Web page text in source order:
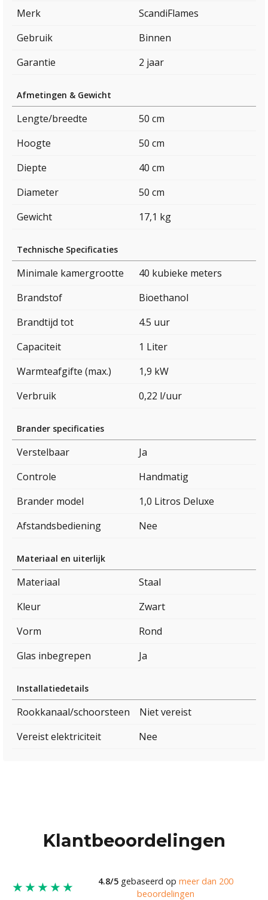
Merk
ScandiFlames
Gebruik
Binnen
Garantie
2 jaar
Afmetingen & Gewicht
Lengte/breedte
50 cm
Hoogte
50 cm
Diepte
40 cm
Diameter
50 cm
Gewicht
17,1 kg
Technische Specificaties
Minimale kamergrootte
40 kubieke meters
Brandstof
Bioethanol
Brandtijd tot
4.5 uur
Capaciteit
1 Liter
Warmteafgifte (max.)
1,9 kW
Verbruik
0,22 l/uur
Brander specificaties
Verstelbaar
Ja
Controle
Handmatig
Brander model
1,0 Litros Deluxe
Afstandsbediening
Nee
Materiaal en uiterlijk
Materiaal
Staal
Kleur
Zwart
Vorm
Rond
Glas inbegrepen
Ja
Installatiedetails
Rookkanaal/schoorsteen
Niet vereist
Vereist elektriciteit
Nee
Klantbeoordelingen
★★★★★ 4.8/5gebaseerd op meer dan 200
beoordelingen